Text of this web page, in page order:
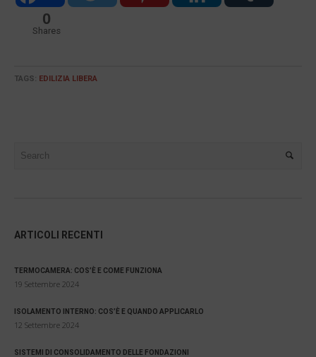
0
Shares
TAGS: EDILIZIA LIBERA
ARTICOLI RECENTI
TERMOCAMERA: COS’È E COME FUNZIONA
19 Settembre 2024
ISOLAMENTO INTERNO: COS’È E QUANDO APPLICARLO
12 Settembre 2024
SISTEMI DI CONSOLIDAMENTO DELLE FONDAZIONI